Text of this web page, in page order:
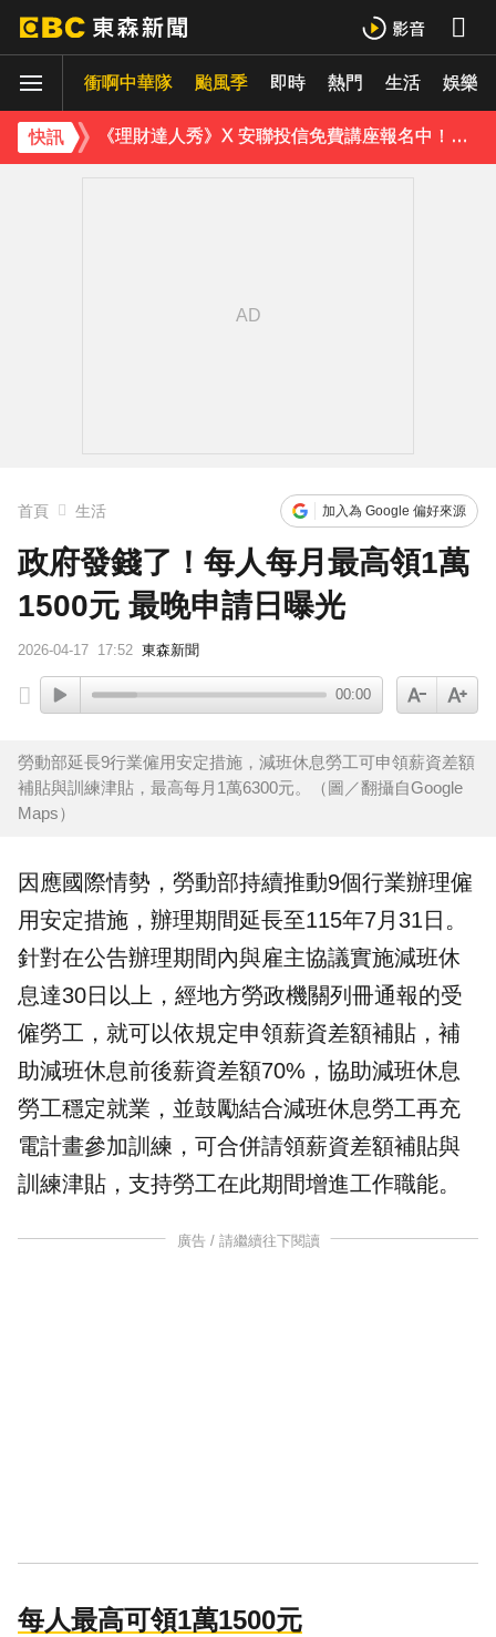
衝啊中華隊 颱風季 即時 熱門 生活 娛樂
快訊
下載東森App，隨時掌握天下大小事！
《理財達人秀》X 安聯投信免費講座報名中！搶先卡位 2027
周杰倫遭影射有私生子 杰威爾怒發132字聲明
首頁 生活 加入為 Google 偏好來源
政府發錢了！每人每月最高領1萬
1500元 最晚申請日曝光
2026-04-17 17:52 東森新聞
00:00
勞動部延長9行業僱用安定措施，減班休息勞工可申領薪資差額
補貼與訓練津貼，最高每月1萬6300元。（圖／翻攝自Google
Maps）
因應國際情勢， 勞動部持續推動9個行業辦理僱
用安定措施 ，辦理期間延長至115年7月31日。
針對在公告辦理期間內與雇主協議實施減班休
息達30日以上，經地方勞政機關列冊通報的受
僱勞工，就可以依規定申領薪資差額補貼 ，補
助減班休息前後薪資差額70%，協助減班休息
勞工穩定就業，並鼓勵結合減班休息勞工再充
電計畫參加訓練，可合併請領薪資差額補貼與
訓練津貼 ，支持勞工在此期間增進工作職能。
廣告 / 請繼續往下閱讀
每人最高可領1萬1500元